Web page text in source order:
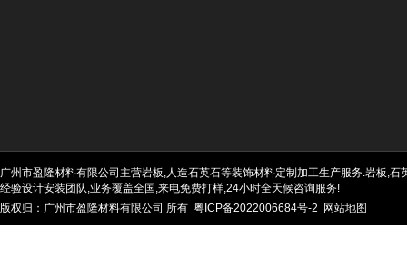
广州市盈隆材料有限公司主营岩板,人造石英石等装饰材料定制加工生产服务.岩板,
经验设计安装团队,业务覆盖全国,来电免费打样,24小时全天候咨询服务!
版权归：广州市盈隆材料有限公司 所有 粤ICP备2022006684号-2 网站地图